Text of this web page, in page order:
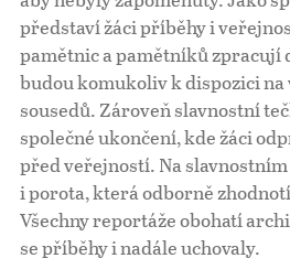
O projektu
Pro města
Pro školy
Příběhy našich sousedů
představí žáci příběhy i
pamětnic a pamětníků zpracují
budou komukoliv k dispozici
sousedů. Zároveň slavnostní
společné ukončení, kde žáci
před veřejností. Na
i porota, která odborně
Všechny reportáže obohatí
se příběhy i nadále uchovaly.